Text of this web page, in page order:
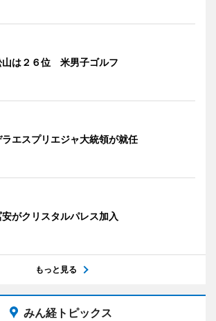
山は２６位 米男子ゴルフ
ラエスプリエジャ大統領が就任
安がクリスタルパレス加入
もっと見る
みん経トピックス